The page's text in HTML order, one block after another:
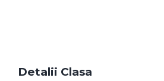
Detalii Clasa